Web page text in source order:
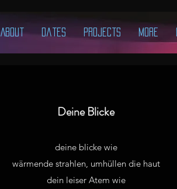
About Dates Projects More
Deine Blicke
deine blicke wie
wärmende strahlen, umhüllen die haut
dein leiser Atem wie